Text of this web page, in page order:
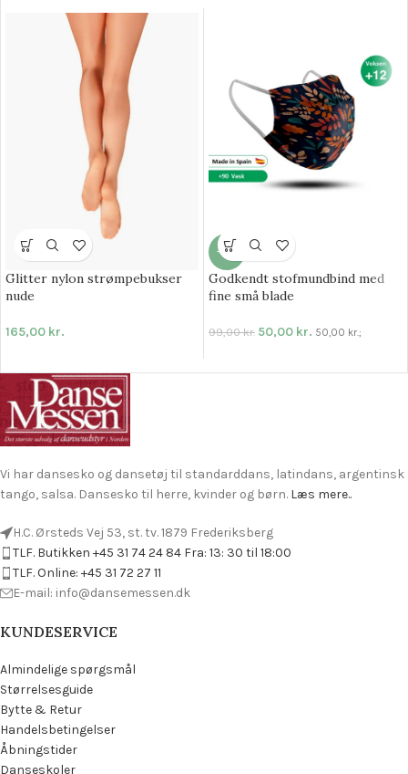
Glitter nylon strømpebukser
nude
165,00 kr.
-49%
Godkendt stofmundbind med
fine små blade
99,00kr. 50,00 kr. 50,00 kr.;
Vi har dansesko og dansetøj til standarddans, latindans, argentinsk
tango, salsa. Dansesko til herre, kvinder og børn. Læs mere..
H.C. Ørsteds Vej 53, st. tv. 1879 Frederiksberg
TLF. Butikken +45 31 74 24 84 Fra: 13: 30 til 18:00
TLF. Online: +45 31 72 27 11
E-mail: info@dansemessen.dk
KUNDESERVICE
Almindelige spørgsmål
Størrelsesguide
Bytte & Retur
Handelsbetingelser
Åbningstider
Danseskoler